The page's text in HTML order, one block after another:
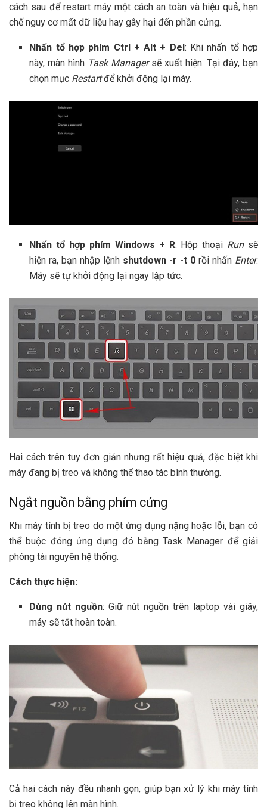
cách sau để restart máy một cách an toàn và hiệu quả, hạn
chế nguy cơ mất dữ liệu hay gây hại đến phần cứng.
Nhấn tổ hợp phím Ctrl + Alt + Del: Khi nhấn tổ hợp
này, màn hình Task Managersẽ xuất hiện. Tại đây, bạn
chọn mục Restartđể khởi động lại máy.
Nhấn tổ hợp phím Windows + R: Hộp thoại Runsẽ
hiện ra, bạn nhập lệnh shutdown -r -t 0 rồi nhấn Enter.
Máy sẽ tự khởi động lại ngay lập tức.
Hai cách trên tuy đơn giản nhưng rất hiệu quả, đặc biệt khi
máy đang bị treo và không thể thao tác bình thường.
Ngắt nguồn bằng phím cứng
Khi máy tính bị treo do một ứng dụng nặng hoặc lỗi, bạn có
thể buộc đóng ứng dụng đó bằng Task Manager để giải
phóng tài nguyên hệ thống.
Cách thực hiện:
Dùng nút nguồn: Giữ nút nguồn trên laptop vài giây,
máy sẽ tắt hoàn toàn.
Cả hai cách này đều nhanh gọn, giúp bạn xử lý khi máy tính
bị treo không lên màn hình.